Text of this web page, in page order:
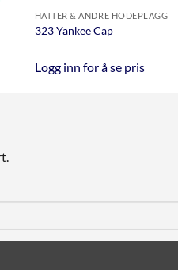
HATTER & ANDRE HODEPLAGG
323 Yankee Cap
Logg inn for å se pris